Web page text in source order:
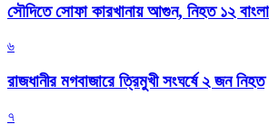
সৌদিতে সোফা কারখানায় আগুন, নিহত ১২
৬
রাজধানীর মগবাজারে ত্রিমুখী সংঘর্ষে ২ জন নিহত
৭